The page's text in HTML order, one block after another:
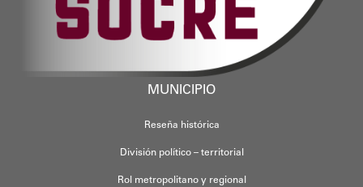
MUNICIPIO
Reseña histórica
División político – territorial
Rol metropolitano y regional